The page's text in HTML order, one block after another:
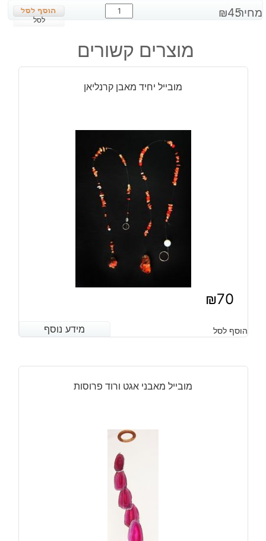
מחיר: ₪45
כמות
של
יחיד
מאבן
לסל
מוצרים קשורים
מובייל יחיד מאבן קרנליאן
₪70
מידע נוסף הוסף לסל מידע נוסף
מובייל מאבני אגט ורוד פרוסות